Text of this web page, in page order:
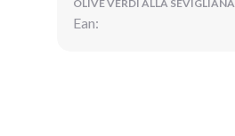
OLIVE VERDI ALLA SEVIGLIANA
Ean: